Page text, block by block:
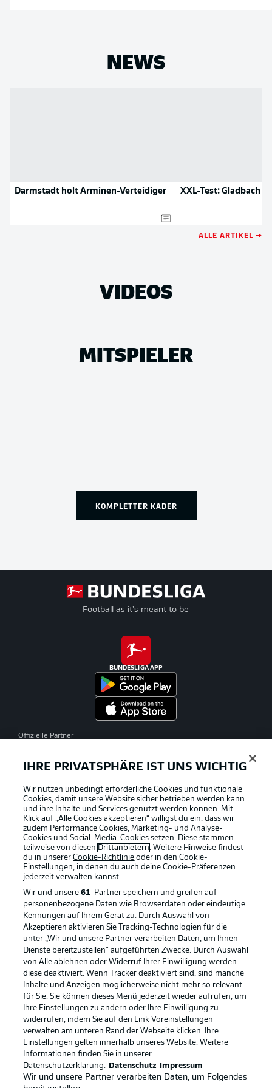
NEWS
Darmstadt holt Arminen-Verteidiger XXL-Test: Gladbach
ALLE ARTIKEL →
VIDEOS
MITSPIELER
KOMPLETTER KADER
Football as it's meant to be
BUNDESLIGA APP
Offizielle Partner
Rechtliche Hinweise Voreinstellungen verwalten
Datenschutz Nutzungsbedingungen
Kontakt Jobs
Impressum Partner
Spieler Liveticker
AGB
IHRE PRIVATSPHÄRE IST UNS WICHTIG
Wir nutzen unbedingt erforderliche Cookies und funktionale
Cookies, damit unsere Website sicher betrieben werden kann
und ihre Inhalte und Services genutzt werden können. Mit
Klick auf „Alle Cookies akzeptieren“ willigst du ein, dass wir
zudem Performance Cookies, Marketing- und Analyse-
Cookies und Social-Media-Cookies setzen. Diese stammen
teilweise von diesen Drittanbietern. Weitere Hinweise findest
du in unsererCookie-Richtlinie oder in den Cookie-
Einstellungen, in denen du auch deine Cookie-Präferenzen
jederzeit verwalten kannst.
Wir und unsere61-Partner speichern und greifen auf
personenbezogene Daten wie Browserdaten oder eindeutige
Kennungen auf Ihrem Gerät zu. Durch Auswahl von
Akzeptieren aktivieren Sie Tracking-Technologien für die
unter „Wir und unsere Partner verarbeiten Daten, um Ihnen
Dienste bereitzustellen“ aufgeführten Zwecke. Durch Auswahl
von Alle ablehnen oder Widerruf Ihrer Einwilligung werden
diese deaktiviert. Wenn Tracker deaktiviert sind, sind manche
Inhalte und Anzeigen möglicherweise nicht mehr so relevant
für Sie. Sie können dieses Menü jederzeit wieder aufrufen, um
Ihre Einstellungen zu ändern oder Ihre Einwilligung zu
widerrufen, indem Sie auf den Link Voreinstellungen
verwalten am unteren Rand der Webseite klicken. Ihre
Einstellungen gelten innerhalb unseres Website. Weitere
Informationen finden Sie in unserer
Datenschutzerklärung.
Datenschutz Impressum
Wir und unsere Partner verarbeiten Daten, um Folgendes